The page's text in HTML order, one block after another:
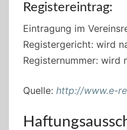
Registereintrag:
Eintragung im
Registergericht: wird
Registernummer: wird
Quelle: http://www.e-